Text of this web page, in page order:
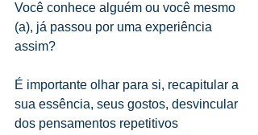
Você conhece alguém ou você mesmo
(a), já passou por uma experiência
assim?
É importante olhar para si, recapitular a
sua essência, seus gostos, desvincular
dos pensamentos repetitivos